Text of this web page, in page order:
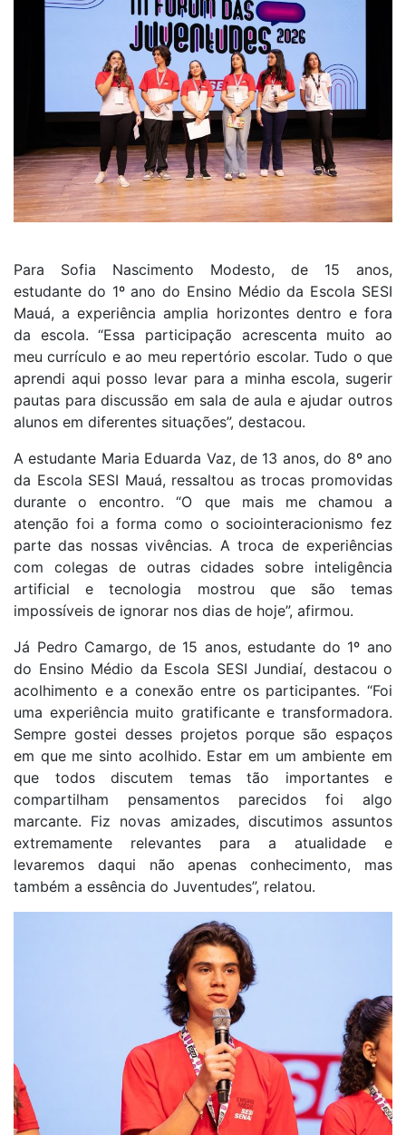
Para Sofia Nascimento Modesto, de 15 anos,
estudante do 1º ano do Ensino Médio da Escola SESI
Mauá, a experiência amplia horizontes dentro e fora
da escola. “Essa participação acrescenta muito ao
meu currículo e ao meu repertório escolar. Tudo o que
aprendi aqui posso levar para a minha escola, sugerir
pautas para discussão em sala de aula e ajudar outros
alunos em diferentes situações”, destacou.
A estudante Maria Eduarda Vaz, de 13 anos, do 8º ano
da Escola SESI Mauá, ressaltou as trocas promovidas
durante o encontro. “O que mais me chamou a
atenção foi a forma como o sociointeracionismo fez
parte das nossas vivências. A troca de experiências
com colegas de outras cidades sobre inteligência
artificial e tecnologia mostrou que são temas
impossíveis de ignorar nos dias de hoje”, afirmou.
Já Pedro Camargo, de 15 anos, estudante do 1º ano
do Ensino Médio da Escola SESI Jundiaí, destacou o
acolhimento e a conexão entre os participantes. “Foi
uma experiência muito gratificante e transformadora.
Sempre gostei desses projetos porque são espaços
em que me sinto acolhido. Estar em um ambiente em
que todos discutem temas tão importantes e
compartilham pensamentos parecidos foi algo
marcante. Fiz novas amizades, discutimos assuntos
extremamente relevantes para a atualidade e
levaremos daqui não apenas conhecimento, mas
também a essência do Juventudes”, relatou.